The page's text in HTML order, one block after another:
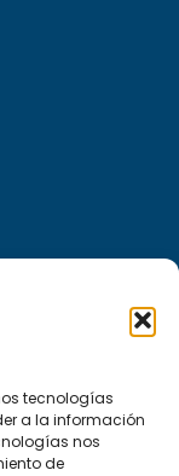
tecnologías
a la información
nos
de